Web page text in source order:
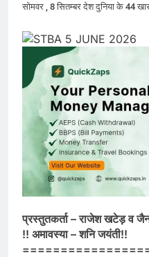
सोमवर , 8 सितम्बर देश दुनिया के 44
प्रस्तुतकर्ता – राजेश खटेड़ व
!! अमावस्या – शनि जयंती!!